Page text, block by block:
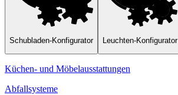
Schubladen-Konfigurator Leuchten-Konfigurator
Küchen- und Möbelausstattungen
Abfallsysteme